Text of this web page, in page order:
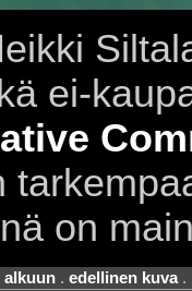
ei-
on
alkuun. edellinen kuva.